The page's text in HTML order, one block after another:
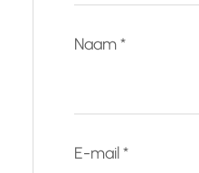
Naam*
E-mail*